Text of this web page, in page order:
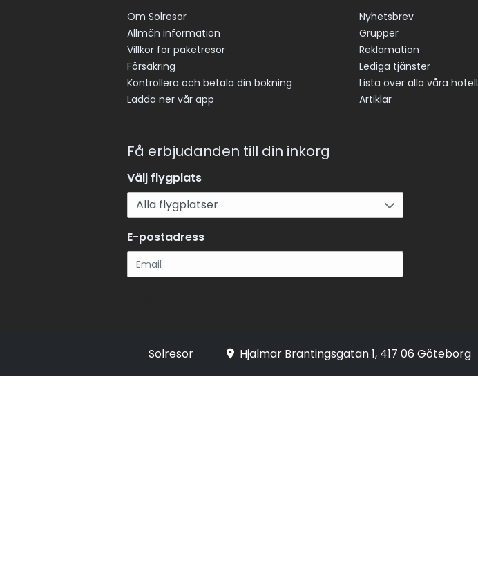
Om Solresor
Allmän information
Villkor för paketresor
Försäkring
Kontrollera och betala din bokning
Ladda ner vår app
Nyhetsbrev
Grupper
Reklamation
Lediga tjänster
Lista över alla våra hotell
Artiklar
Få erbjudanden till din inkorg
Välj flygplats
E-postadress
Solresor Hjalmar Brantingsgatan 1, 417 06 Göteborg